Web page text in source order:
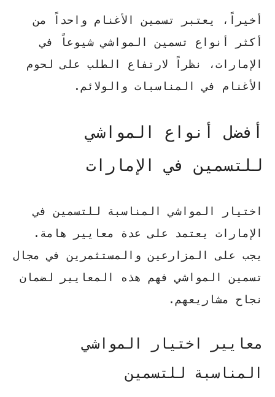
أخيراً، يعتبر تسمين الأغنام واحداً من
أكثر أنواع تسمين المواشي شيوعاً في
الإمارات، نظراً لارتفاع الطلب على لحوم
الأغنام في المناسبات والولائم.
أفضل أنواع المواشي
للتسمين في الإمارات
اختيار المواشي المناسبة للتسمين في
الإمارات يعتمد على عدة معايير هامة.
يجب على المزارعين والمستثمرين في مجال
تسمين المواشي فهم هذه المعايير لضمان
نجاح مشاريعهم.
معايير اختيار المواشي
المناسبة للتسمين